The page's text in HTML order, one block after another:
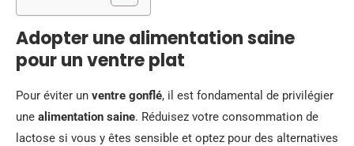
Adopter une alimentation saine
pour un ventre plat
Pour éviter un ventre gonflé, il est fondamental de privilégier
une alimentation saine. Réduisez votre consommation de
lactose si vous y êtes sensible et optez pour des alternatives